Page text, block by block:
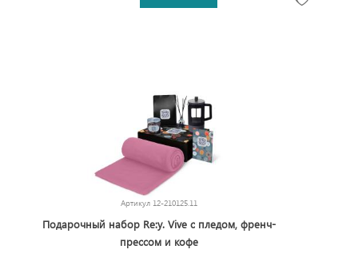
Артикул 12-210125.11
Подарочный набор Re:y. Vive с пледом, френч-
прессом и кофе